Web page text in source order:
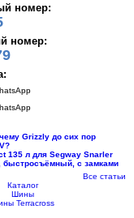
номер:
номер:
Grizzly до сих пор
135 л для Segway Snarler
быстросъёмный, с замками
Все статьи
Каталог
Шины
Terracross